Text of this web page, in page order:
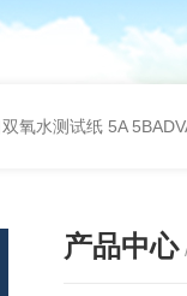
氧水测试纸 5A
产品中心